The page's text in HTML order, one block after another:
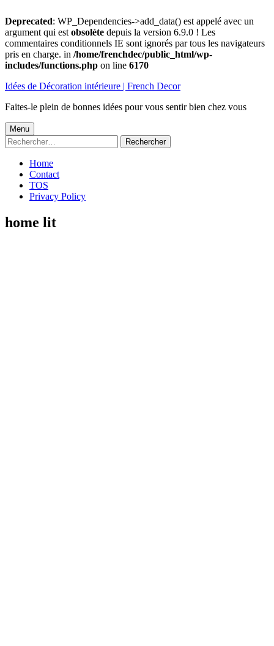
Deprecated: WP_Dependencies->add_data() est appelé avec un
argument qui est obsolète depuis la version 6.9.0 ! Les
commentaires conditionnels IE sont ignorés par tous les navigateurs
pris en charge. in /home/frenchdec/public_html/wp-
includes/functions.php on line 6170
au
Idées de Décoration intérieure | French Decor
Faites-le plein de bonnes idées pour vous sentir bien chez vous
Menu
principal
Menu
Rechercher :
Home
Contact
TOS
Privacy Policy
home lit